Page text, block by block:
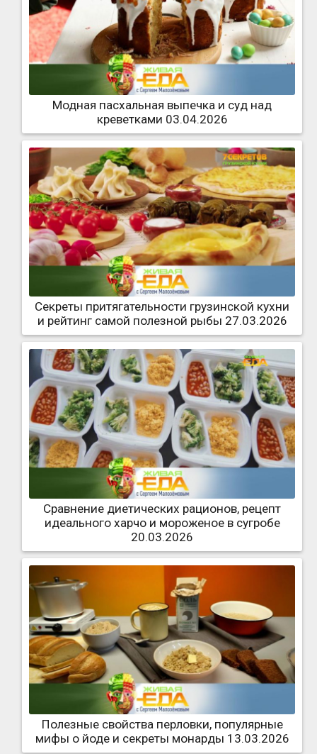
Модная пасхальная выпечка и суд над
креветками 03.04.2026
Секреты притягательности грузинской кухни
и рейтинг самой полезной рыбы 27.03.2026
Сравнение диетических рационов, рецепт
идеального харчо и мороженое в сугробе
20.03.2026
Полезные свойства перловки, популярные
мифы о йоде и секреты монарды 13.03.2026